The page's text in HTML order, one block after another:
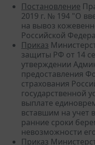
Постановление
2019 г. № 194 "О
на вывоз
Российской
Приказ
защиты РФ от 14
утверждении
предоставления
страхования
государственной
выплате
вставшим на учет
ранние сроки
невозможности
Приказ